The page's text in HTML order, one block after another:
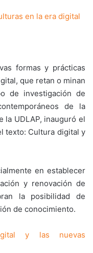
en la era digital
formas y prácticas
que retan o minan
de investigación de
de la
la UDLAP, inauguró el
texto: Cultura digital y
en establecer
y renovación de
la posibilidad de
de conocimiento.
y las nuevas